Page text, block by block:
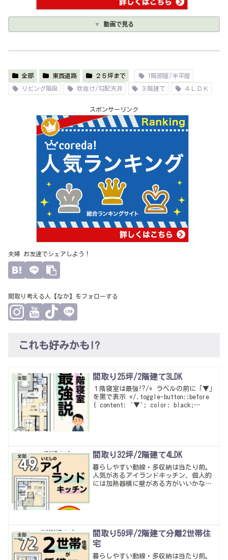
動画で見る
全部 東西道路 ２５坪まで 1階部屋/半平屋
リビング階段 吹抜け/勾配天井 ３階建て ４ＬＤＫ
スポンサーリンク
夫婦 お友達でシェアしよう！
間取り考える人【なか】をフォローする
これも好みかも!?
全部 間取り25坪/2階建て3LDK
１階寝室は最強⁉/* ラベルの前に「▼」
を黒で表示 */.toggle-button::before
{ content: '▼'; color: black;
全部 間取り32坪/2階建て4LDK
暮らしやすい動線・多収納は当たり前。
人気があるアイランドキッチン、個人的
には加熱器横に壁がある方がいいかなっ
全部
間取り59坪/2階建て分離2世帯住
宅
暮らしやすい動線・多収納は当たり前。